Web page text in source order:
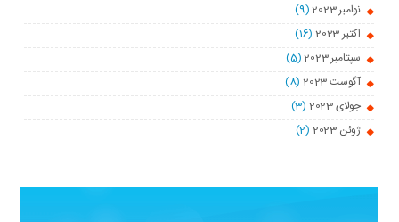
نوامبر 2023
(9)
اکتبر 2023
(16)
سپتامبر 2023
(5)
آگوست 2023
(8)
جولای 2023
(3)
ژوئن 2023
(2)